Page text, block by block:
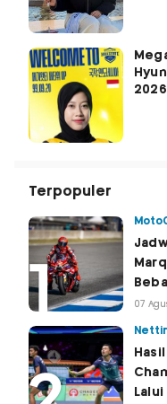
Terpopuler
07